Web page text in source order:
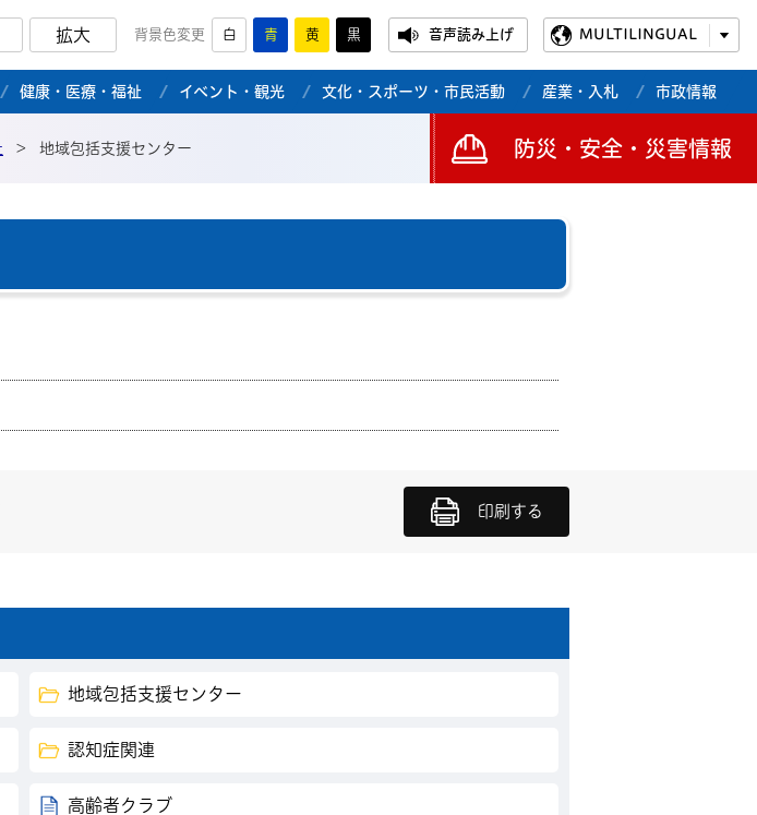
拡大 背景色変更 白 青 黄 黒 音声読み上げ MULTILINGUAL
健康・医療・福祉 イベント・観光 文化・スポーツ・市民活動 産業・入札 市政情報
> 地域包括支援センター 防災・安全・災害情報
印刷する
地域包括支援センター
認知症関連
高齢者クラブ